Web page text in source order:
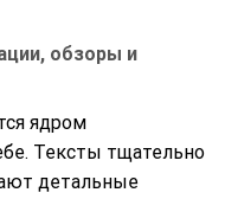
обзоры и
ядром
Тексты тщательно
детальные